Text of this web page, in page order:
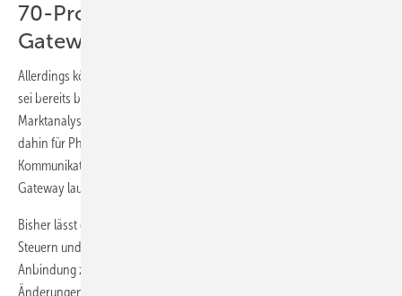
70-Prozent-Abreglung über das
Gateway?
Allerdings könnte der Aufschub ein kurzer sein, sagt Zuber. Denn es
sei bereits bis spätestens zum Herbst eine Aktualisierung der
Marktanalyse geplant. „Das Bundeswirtschaftsministerium plant bis
dahin für Photovoltaikanlagen vorzuschreiben, dass die
Kommunikation der Netzintegration zukünftig über das Smart-Meter-
Gateway laufen soll“, erklärt Zuber.
Bisher lässt das Erneuerbare-Energien-Gesetz (EEG) noch das
Steuern und Schalten von Erzeugungsanlagen ohne Gateway-
Anbindung zu. Daher sollen nun erst noch entsprechende
Änderungen im EEG vorgenommen werden, die dann auch den Weg